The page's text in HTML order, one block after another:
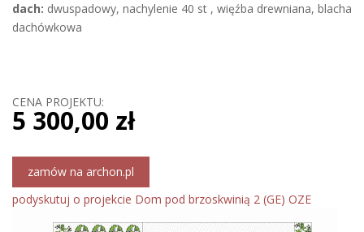
dach: dwuspadowy, nachylenie 40 st , więźba drewniana, blacha
dachówkowa
CENA PROJEKTU:
5 300,00 zł
zamów na archon.pl
podyskutuj o projekcie Dom pod brzoskwinią 2 (GE) OZE